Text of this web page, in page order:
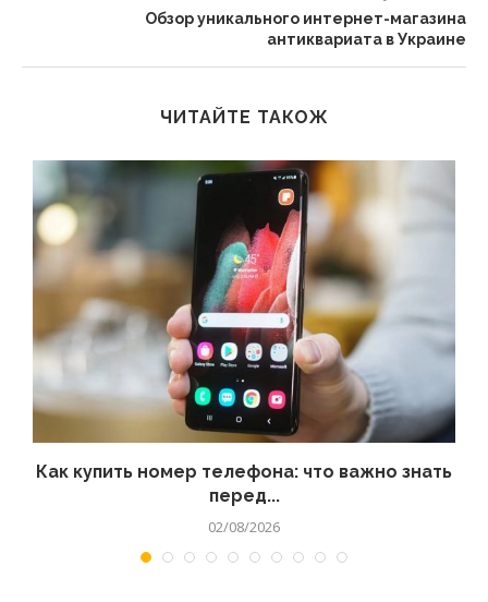
Обзор уникального интернет-магазина
антиквариата в Украине
ЧИТАЙТЕ ТАКОЖ
Как купить номер телефона: что важно знать
перед...
02/08/2026